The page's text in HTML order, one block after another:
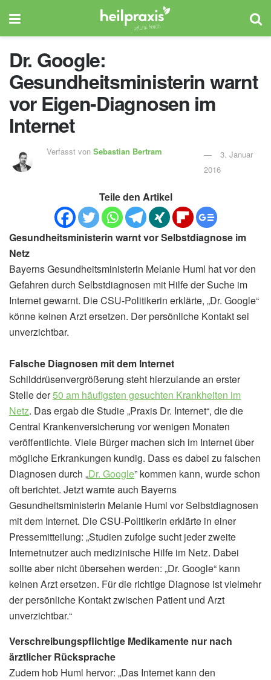
Dr. Google:
Gesundheitsministerin warnt
vor Eigen-Diagnosen im
Internet
Verfasst von Sebastian Bertram
3. Januar
2016
Teile den Artikel
Gesundheitsministerin warnt vor Selbstdiagnose im
Netz
Bayerns Gesundheitsministerin Melanie Huml hat vor den
Gefahren durch Selbstdiagnosen mit Hilfe der Suche im
Internet gewarnt. Die CSU-Politikerin erklärte, „Dr. Google“
könne keinen Arzt ersetzen. Der persönliche Kontakt sei
unverzichtbar.
Falsche Diagnosen mit dem Internet
Schilddrüsenvergrößerung steht hierzulande an erster
Stelle der50 am häufigsten gesuchten Krankheiten im
Netz. Das ergab die Studie „Praxis Dr. Internet“, die die
Central Krankenversicherung vor wenigen Monaten
veröffentlichte. Viele Bürger machen sich im Internet über
mögliche Erkrankungen kundig. Dass es dabei zu falschen
Diagnosen durch „Dr. Google” kommen kann, wurde schon
oft berichtet. Jetzt warnte auch Bayerns
Gesundheitsministerin Melanie Huml vor Selbstdiagnosen
mit dem Internet. Die CSU-Politikerin erklärte in einer
Pressemitteilung: „Studien zufolge sucht jeder zweite
Internetnutzer auch medizinische Hilfe im Netz. Dabei
sollte aber nicht übersehen werden: „Dr. Google“ kann
keinen Arzt ersetzen. Für die richtige Diagnose ist vielmehr
der persönliche Kontakt zwischen Patient und Arzt
unverzichtbar.“
Verschreibungspflichtige Medikamente nur nach
ärztlicher Rücksprache
Zudem hob Huml hervor: „Das Internet kann den